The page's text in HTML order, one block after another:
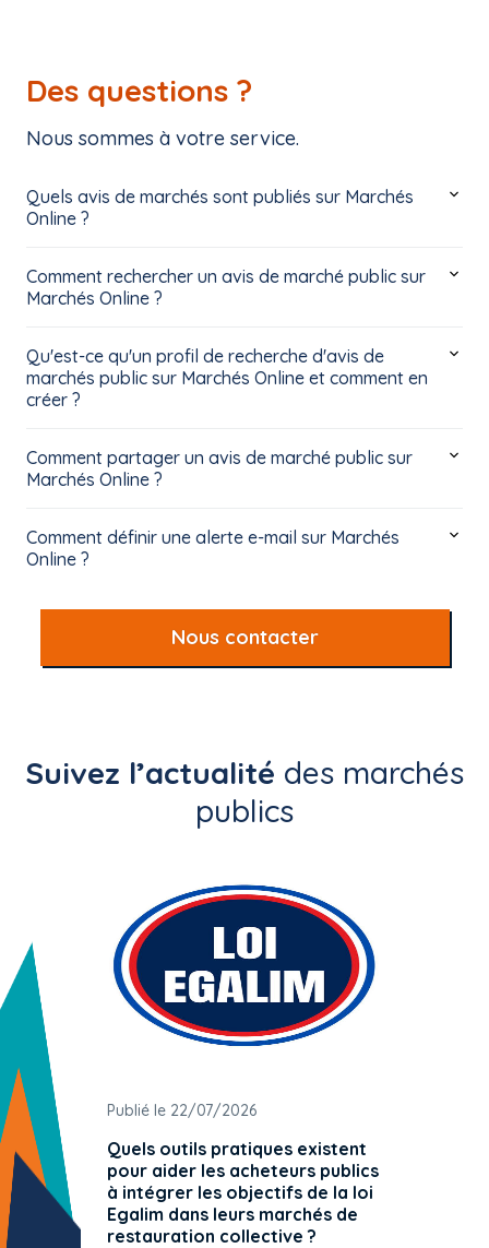
Des questions ?
Nous sommes à votre service.
Quels avis de marchés sont publiés sur Marchés
Online ?
Comment rechercher un avis de marché public sur
Marchés Online ?
Qu'est-ce qu'un profil de recherche d'avis de
marchés public sur Marchés Online et comment en
créer ?
Comment partager un avis de marché public sur
Marchés Online ?
Comment définir une alerte e-mail sur Marchés
Online ?
Nous contacter
Suivez l’actualité des marchés
publics
Publié le 22/07/2026
Quels outils pratiques existent
pour aider les acheteurs publics
à intégrer les objectifs de la loi
Egalim dans leurs marchés de
restauration collective ?